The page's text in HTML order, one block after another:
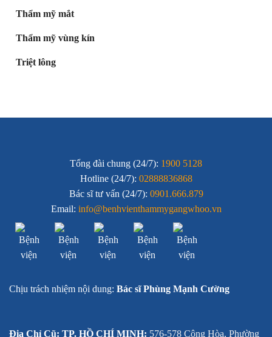
Thẩm mỹ mắt
Thẩm mỹ vùng kín
Triệt lông
Tổng đài chung (24/7): 1900 5128
Hotline (24/7): 02888836868
Bác sĩ tư vấn (24/7): 0901.666.879
Email: info@benhvienthammygangwhoo.vn
Chịu trách nhiệm nội dung: Bác sĩ Phùng Mạnh Cường
Địa Chỉ Cũ: TP. HỒ CHÍ MINH: 576-578 Cộng Hòa, Phường